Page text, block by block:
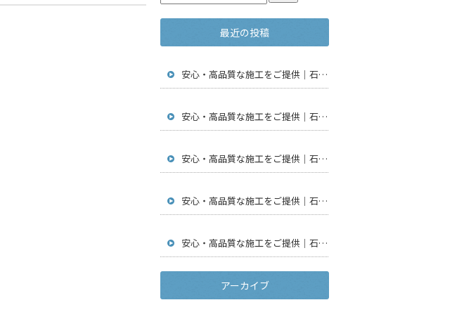
最近の投稿
安心・高品質な施工をご提供｜石川県金沢市で仮設足場工事・通信工事・アンテナ工事は【株式会社鳶翔】
安心・高品質な施工をご提供｜石川県金沢市で仮設足場工事・通信工事・アンテナ工事は【株式会社鳶翔】
安心・高品質な施工をご提供｜石川県金沢市で仮設足場工事・通信工事・アンテナ工事は【株式会社鳶翔】
安心・高品質な施工をご提供｜石川県金沢市で仮設足場工事・通信工事・アンテナ工事は【株式会社鳶翔】
安心・高品質な施工をご提供｜石川県金沢市で仮設足場工事・通信工事・アンテナ工事は【株式会社鳶翔】
アーカイブ